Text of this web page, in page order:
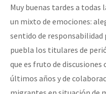
Muy buenas tardes a todas
un mixto de emociones:
sentido de responsabilidad
puebla los titulares de
que es fruto de
últimos años y de